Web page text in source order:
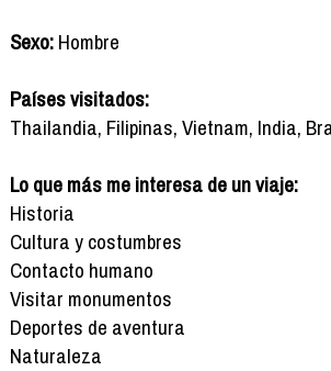
Sexo:Hombre
Países visitados:
Thailandia, Filipinas, Vietnam, India,
Lo que más me interesa de un viaje:
Historia
Cultura y costumbres
Contacto humano
Visitar monumentos
Deportes de aventura
Naturaleza